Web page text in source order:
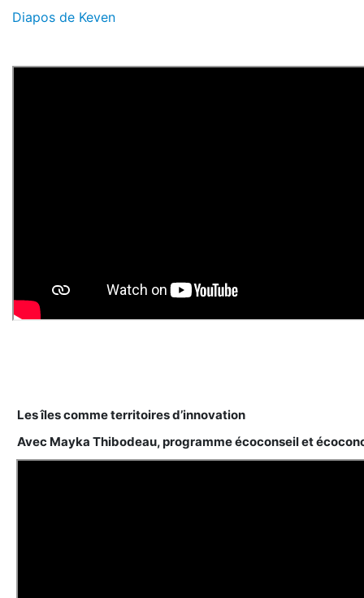
Diapos de Keven
Les îles comme territoires d’innovation
Avec Mayka Thibodeau, programme écoconseil et